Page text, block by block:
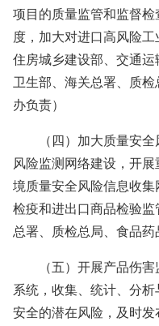
项目的质量监管和监督
度，加大对进口高风险工
住房城乡建设部、交通运
卫生部、海关总署、质
办负责）
（四）加大质量安全
风险监测网络建设，开
境质量安全风险信息收
检疫和进出口商品检验
总署、质检总局、食品药
（五）开展产品伤害
系统，收集、统计、分
安全的潜在风险，及时